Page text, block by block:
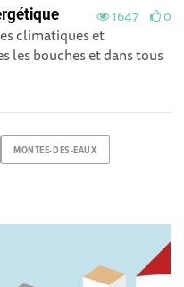
1647 0
climatiques et
les bouches et dans tous
MONTEE-DES-EAUX